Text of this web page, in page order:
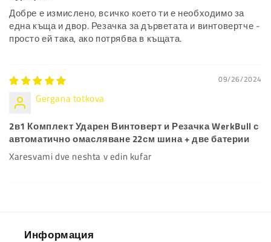
Добре е измислено, всичко което ти е необходимо за
една къща и двор. Резачка за дърветата и винтовертче -
просто ей така, ако потрябва в къщата.
09/26/2024
Gergana totkova
2в1 Комплект Ударен Винтоверт и Резачка WerkBull с
автоматично омасляване 22см шина + две батерии
Xaresvami dve neshta v edin kufar
Информация